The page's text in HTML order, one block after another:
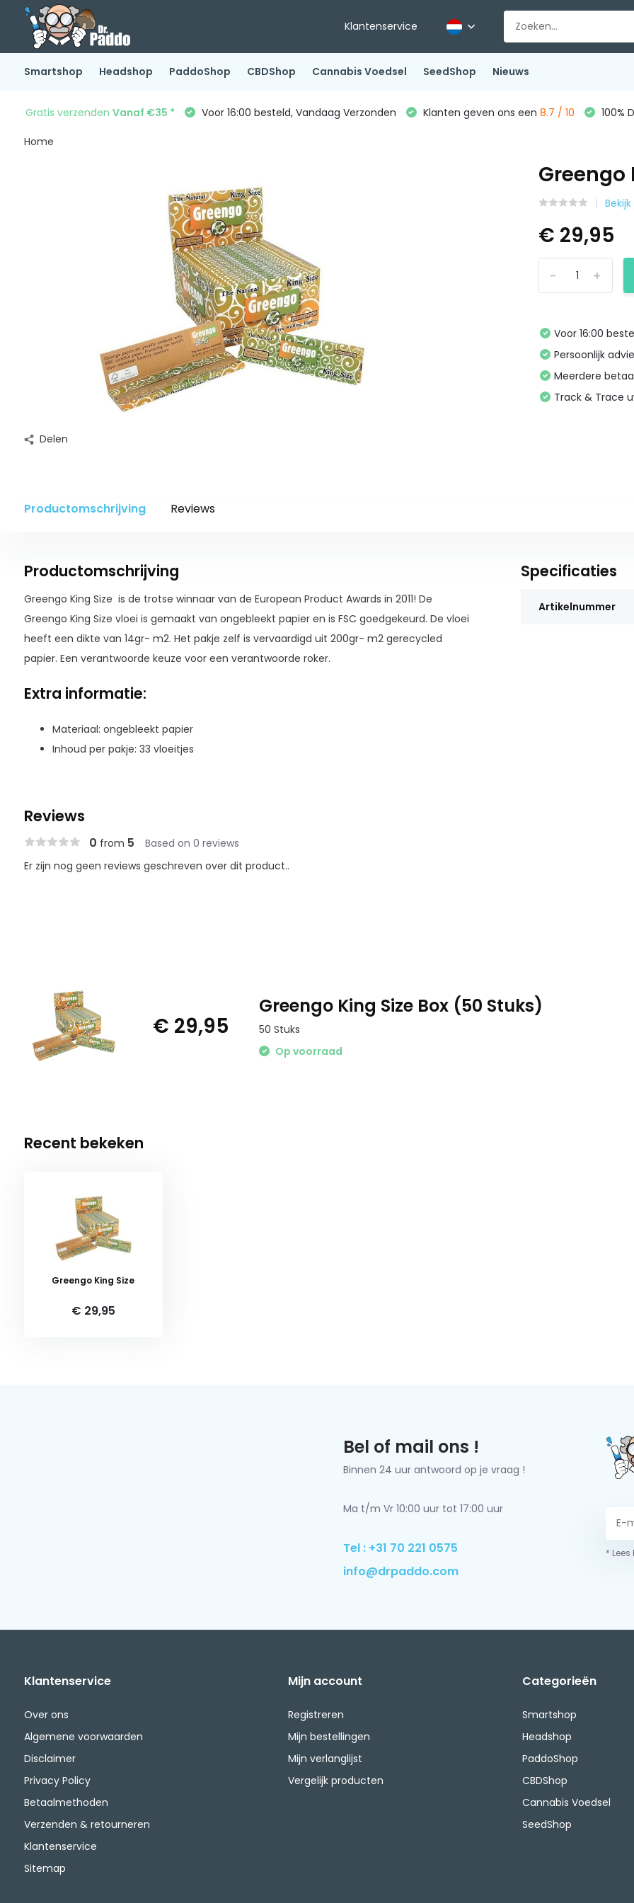
Klantenservice
Smartshop Headshop PaddoShop CBDShop Cannabis Voedsel SeedShop Nieuws
Gratis verzenden Vanaf €35 * Voor 16:00 besteld, Vandaag Verzonden Klanten geven ons een 8.7 / 10 100%
Home
Delen
Greengo
€ 29,95
+
-
Voor 16:00
Persoonlijk
Meerdere
Track & Trace
Productomschrijving Reviews
Productomschrijving
Greengo King Size is de trotse winnaar van de European Product Awards in 2011! De
Greengo King Size vloei is gemaakt van ongebleekt papier en is FSC goedgekeurd. De vloei
heeft een dikte van 14gr- m2. Het pakje zelf is vervaardigd uit 200gr- m2 gerecycled
papier. Een verantwoorde keuze voor een verantwoorde roker.
Extra informatie:
Materiaal: ongebleekt papier
Inhoud per pakje: 33 vloeitjes
Specificaties
Artikelnummer
Reviews
0 from 5 Based on 0 reviews
Er zijn nog geen reviews geschreven over dit product..
€ 29,95
Greengo King Size Box (50 Stuks)
50 Stuks
Op voorraad
Recent bekeken
Greengo King Size
€ 29,95
Bel of mail ons !
Binnen 24 uur antwoord op je vraag !
Ma t/m Vr 10:00 uur tot 17:00 uur
Tel : +31 70 221 0575
info@drpaddo.com
*
Klantenservice
Over ons
Algemene voorwaarden
Disclaimer
Privacy Policy
Betaalmethoden
Verzenden & retourneren
Klantenservice
Sitemap
Mijn account
Registreren
Mijn bestellingen
Mijn verlanglijst
Vergelijk producten
Categorieën
Smartshop
Headshop
PaddoShop
CBDShop
Cannabis Voedsel
SeedShop